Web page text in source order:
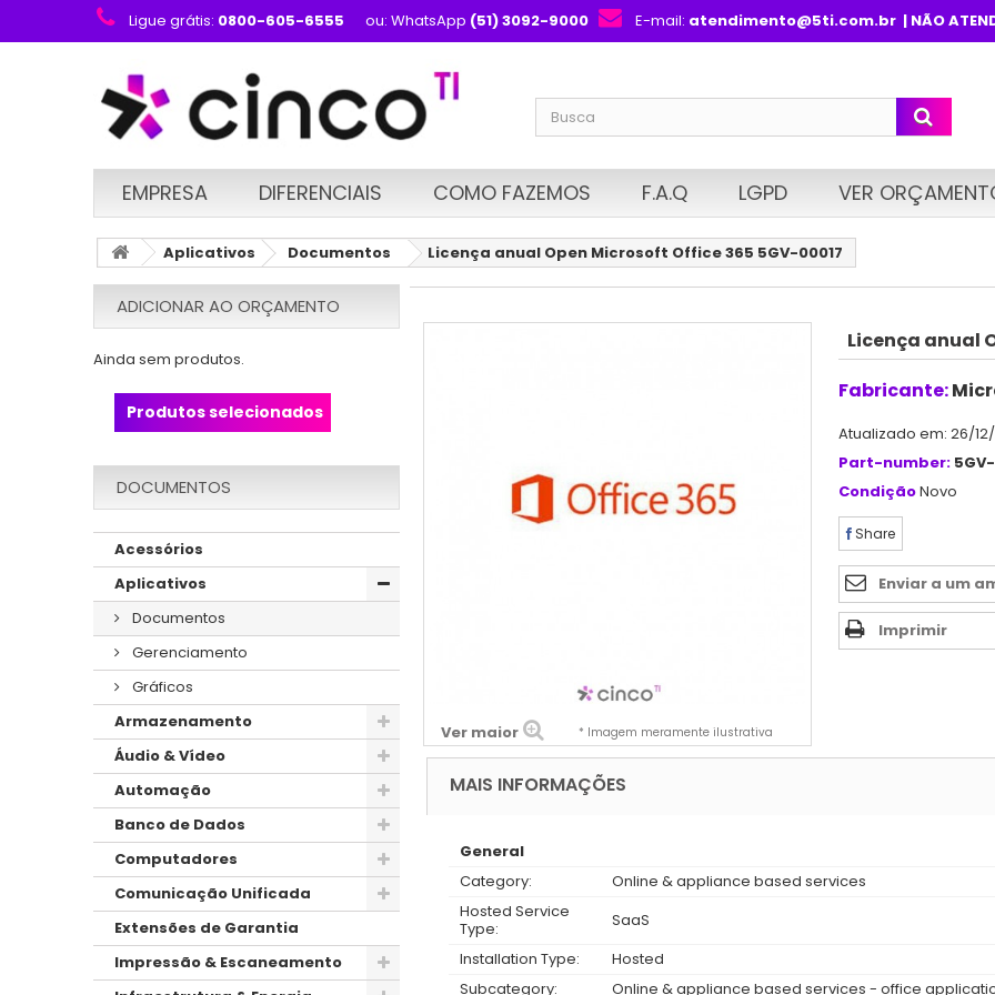
Ligue grátis: 0800-605-6555 ou: WhatsApp (51) 3092-9000 E-mail: atendimento@5ti.com.br| NÃO
EMPRESA DIFERENCIAIS COMO FAZEMOS F.A.Q LGPD VER
Aplicativos Documentos Licença anual Open Microsoft Office 365 5GV-00017
ADICIONAR AO ORÇAMENTO
Ainda sem produtos.
Produtos selecionados
DOCUMENTOS
Acessórios
Aplicativos
Documentos
Gerenciamento
Gráficos
Armazenamento
Áudio & Vídeo
Automação
Banco de Dados
Computadores
Comunicação Unificada
Extensões de Garantia
Impressão & Escaneamento
Ver maior * Imagem meramente ilustrativa
Licença anual
Fabricante:
Atualizado em: 26/12/
Part-number:
CondiçãoNovo
Share
Enviar a um
Imprimir
MAIS INFORMAÇÕES
General
Category:
Online & appliance based services
Hosted Service
Type:
SaaS
Installation Type:
Hosted
Subcategory:
Online & appliance based services - office